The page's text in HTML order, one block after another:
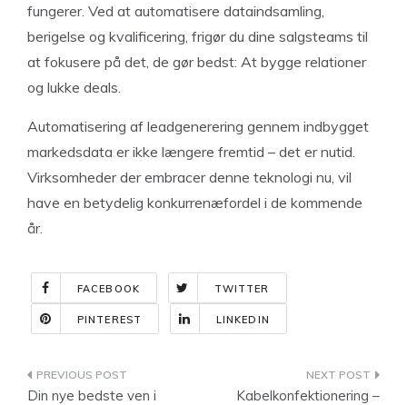
fungerer. Ved at automatisere dataindsamling,
berigelse og kvalificering, frigør du dine salgsteams til
at fokusere på det, de gør bedst: At bygge relationer
og lukke deals.
Automatisering af leadgenerering gennem indbygget
markedsdata er ikke længere fremtid – det er nutid.
Virksomheder der embracer denne teknologi nu, vil
have en betydelig konkurrenæfordel i de kommende
år.
FACEBOOK TWITTER
PINTEREST LINKEDIN
Indlægsnavigation
Din nye bedste ven i
Kabelkonfektionering –